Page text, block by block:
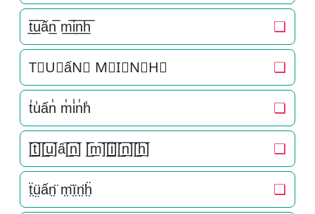
t̲̅u̲̅ấn̲̅ m̲̅i̲̅n̲̅h̲̅ ❏
T⃣U⃣ấN⃣ M⃣I⃣N⃣H⃣ ❏
t̾u̾ấn̾ m̾i̾n̾h̾ ❏
[̲̅t̲̅][̲̅u̲̅]ấ[̲̅n̲̅] [̲̅m̲̅][̲̅i̲̅][̲̅n̲̅][̲̅h̲̅] ❏
ẗ̤ṳ̈ấn̤̈ m̤̈ï̤n̤̈ḧ̤ ❏